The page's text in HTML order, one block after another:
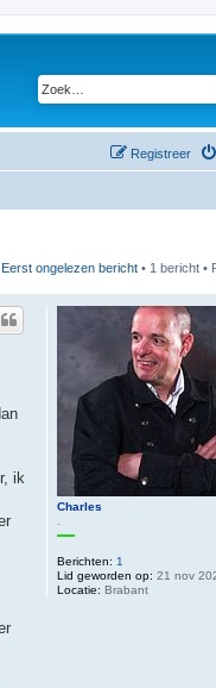
Registreer
Eerst ongelezen bericht • 1 bericht •
Charles
Berichten: 1
Lid geworden op: 21 nov
Locatie: Brabant
ik